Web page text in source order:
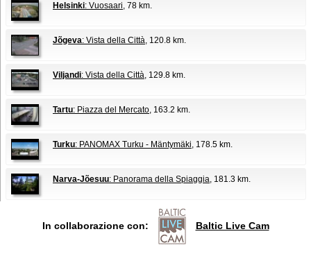
Helsinki: Vuosaari, 78 km.
Jõgeva: Vista della Città, 120.8 km.
Viljandi: Vista della Città, 129.8 km.
Tartu: Piazza del Mercato, 163.2 km.
Turku: PANOMAX Turku - Mäntymäki, 178.5 km.
Narva-Jõesuu: Panorama della Spiaggia, 181.3 km.
In collaborazione con: Baltic Live Cam